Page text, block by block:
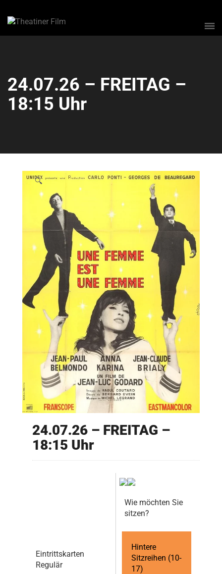
24.07.26 – FREITAG –
18:15 Uhr
🔍
24.07.26 – FREITAG –
18:15 Uhr
Eintrittskarten
Regulär
Wie möchten Sie
sitzen?
Hintere
Sitzreihen (10-
17)